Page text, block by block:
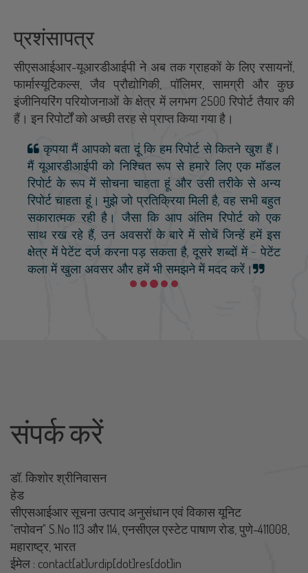
प्रशंसापत्र
सीएसआईआर-यूआरडीआईपी ने अब तक ग्राहकों के लिए रसायनों,
फार्मास्यूटिकल्स, जैव प्रौद्योगिकी, पॉलिमर, सामग्री और कुछ
इंजीनियरिंग परियोजनाओं के क्षेत्र में लगभग 2500 रिपोर्ट तैयार की
हैं। इन रिपोर्टों को अच्छी तरह से प्राप्त किया गया है।
कृपया मैं आपको बता दूं कि हम रिपोर्ट से कितने खुश हैं।
मैं यूआरडीआईपी को निश्चित रूप से हमारे लिए एक मॉडल
रिपोर्ट के रूप में सोचना चाहता हूं और उसी तरीके से अन्य
रिपोर्ट चाहता हूं। मुझे जो प्रतिक्रिया मिली है, वह सभी बहुत
सकारात्मक रही है। जैसा कि आप अंतिम रिपोर्ट को एक
साथ रख रहे हैं, उन अवसरों के बारे में सोचें जिन्हें हमें इस
क्षेत्र में पेटेंट दर्ज करना पड़ सकता है, दूसरे शब्दों में - पेटेंट
कला में खुला अवसर और हमें भी समझने में मदद करें।
संपर्क करें
डॉ. किशोर श्रीनिवासन
हेड
सीएसआईआर सूचना उत्‍पाद अनुसंधान एवं विकास यूनिट
"तपोवन" S.No 113 और 114, एनसीएल एस्टेट पाषाण रोड, पुणे-411008,
महाराष्ट्र, भारत
ईमेल : contact[at]urdip[dot]res[dot]in